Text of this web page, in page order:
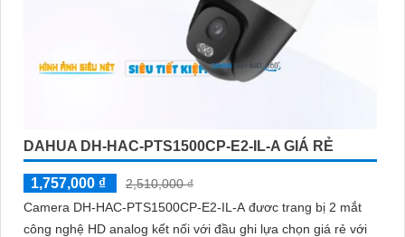
DAHUA DH-HAC-PTS1500CP-E2-IL-A GIÁ RẺ
1,757,000 ₫
2,510,000 ₫
Camera DH-HAC-PTS1500CP-E2-IL-A đươc trang bị 2 mắt
công nghệ HD analog kết nối với đầu ghi lựa chọn giá rẻ với